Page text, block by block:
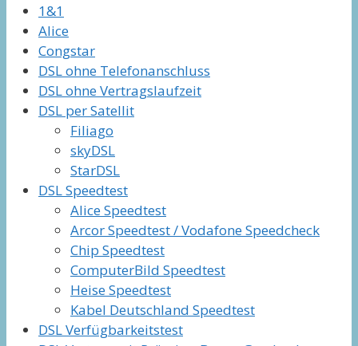
1&1
Alice
Congstar
DSL ohne Telefonanschluss
DSL ohne Vertragslaufzeit
DSL per Satellit
Filiago
skyDSL
StarDSL
DSL Speedtest
Alice Speedtest
Arcor Speedtest / Vodafone Speedcheck
Chip Speedtest
ComputerBild Speedtest
Heise Speedtest
Kabel Deutschland Speedtest
DSL Verfügbarkeitstest